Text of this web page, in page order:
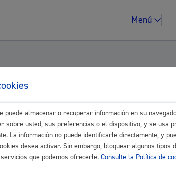
Menú
de las tasas por la
(ORER-15)
puede almacenar o recuperar información en su
sobre usted, sus preferencias o el dispositivo, y se usa
La información no puede identificarle directamente, y
desea activar. Sin embargo, bloquear algunos tipos
que podemos ofrecerle. Consulte la Política de